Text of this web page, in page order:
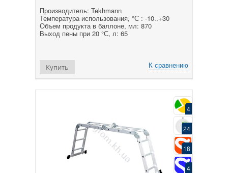
Производитель: Tekhmann
Температура использования, °С : -10..+30
Объем продукта в баллоне, мл: 870
Выход пены при 20 °С, л: 65
К сравнению
Купить
4
24
18
4